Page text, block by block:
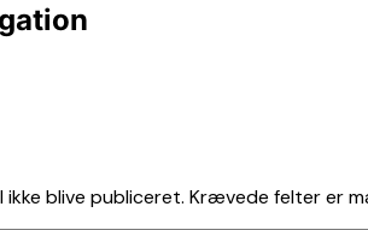
ikke blive publiceret. Krævede felter er